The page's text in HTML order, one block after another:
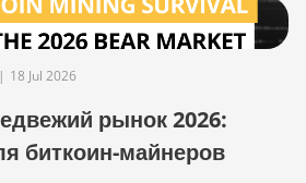
| 18 Jul 2026
рынок 2026:
биткоин-майнеров